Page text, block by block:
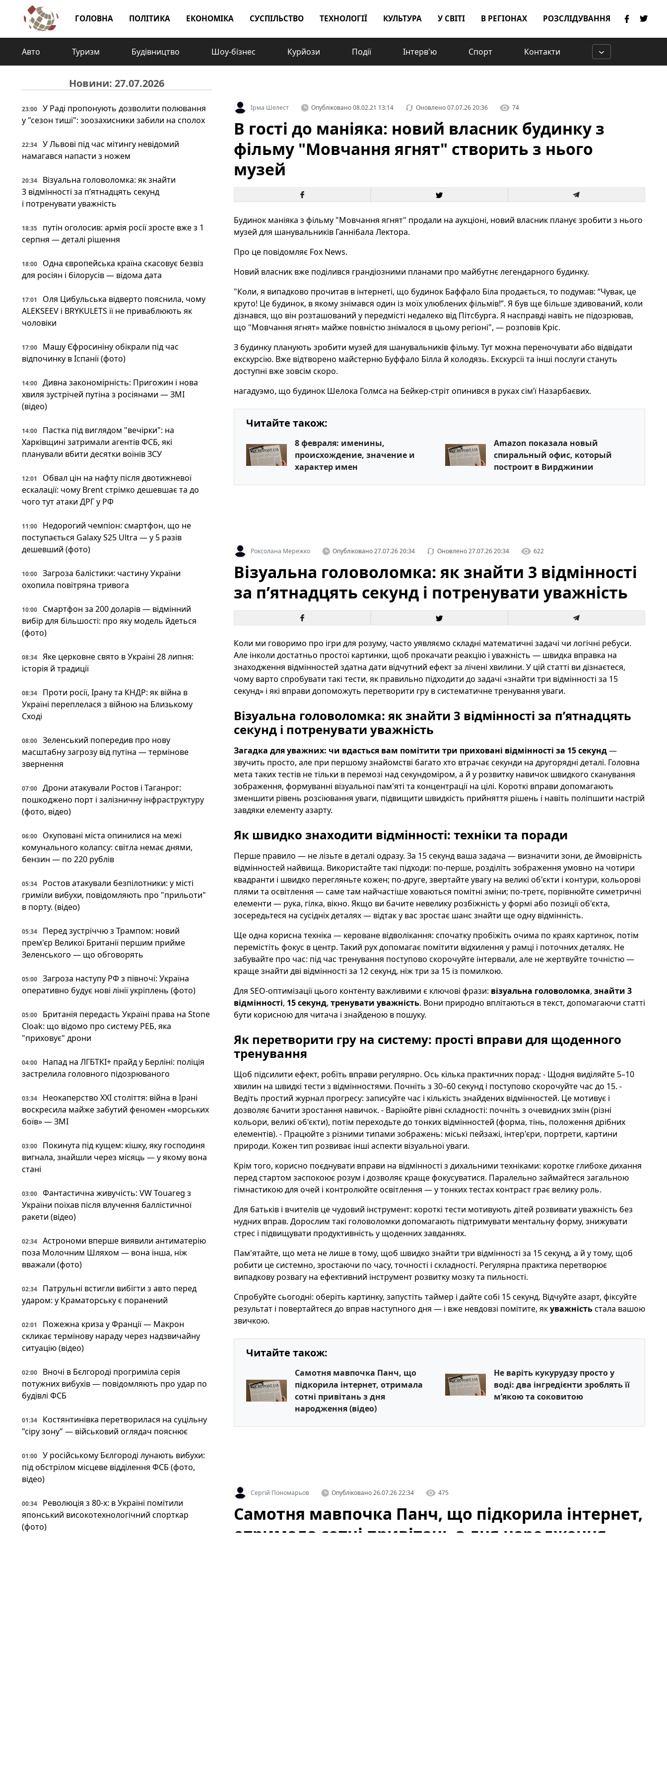
ГОЛОВНА ПОЛІТИКА ЕКОНОМІКА СУСПІЛЬСТВО ТЕХНОЛОГІЇ КУЛЬТУРА У СВІТІ В РЕГІОНАХ РОЗСЛІДУВАННЯ
Авто Туризм Будівництво Шоу-бізнес Курйози Події Інтерв'ю Спорт Контакти
Новини: 27.07.2026
23:00
У Раді пропонують дозволити полювання
у "сезон тиші": зоозахисники забили на сполох
22:34
У Львові під час мітингу невідомий
намагався напасти з ножем
20:34
Візуальна головоломка: як знайти
3 відмінності за п’ятнадцять секунд
і потренувати уважність
18:35
путін оголосив: армія росії зросте вже з 1
серпня — деталі рішення
18:00
Одна європейська країна скасовує безвіз
для росіян і білорусів — відома дата
17:01
Оля Цибульська відверто пояснила, чому
ALEKSEEV і BRYKULETS її не приваблюють як
чоловіки
17:00
Машу Єфросиніну обікрали під час
відпочинку в Іспанії (фото)
14:00
Дивна закономірність: Пригожин і нова
хвиля зустрічей путіна з росіянами — ЗМІ
(відео)
14:00
Пастка під виглядом "вечірки": на
Харківщині затримали агентів ФСБ, які
планували вбити десятки воїнів ЗСУ
12:01
Обвал цін на нафту після двотижневої
ескалації: чому Brent стрімко дешевшає та до
чого тут атаки ДРГ у РФ
11:00
Недорогий чемпіон: смартфон, що не
поступається Galaxy S25 Ultra — у 5 разів
дешевший (фото)
10:00
Загроза балістики: частину України
охопила повітряна тривога
10:00
Смартфон за 200 доларів — відмінний
вибір для більшості: про яку модель йдеться
(фото)
08:34
Яке церковне свято в Україні 28 липня:
історія й традиції
08:34
Проти росії, Ірану та КНДР: як війна в
Україні переплелася з війною на Близькому
Сході
08:00
Зеленський попередив про нову
масштабну загрозу від путіна — термінове
звернення
07:00
Дрони атакували Ростов і Таганрог:
пошкоджено порт і залізничну інфраструктуру
(фото, відео)
06:00
Окуповані міста опинилися на межі
комунального колапсу: світла немає днями,
бензин — по 220 рублів
05:34
Ростов атакували безпілотники: у місті
гриміли вибухи, повідомляють про "прильоти"
в порту. (відео)
05:34
Перед зустріччю з Трампом: новий
прем'єр Великої Британії першим прийме
Зеленського — що обговорять
05:00
Загроза наступу РФ з півночі: Україна
оперативно будує нові лінії укріплень (фото)
05:00
Британія передасть Україні права на Stone
Cloak: що відомо про систему РЕБ, яка
"приховує" дрони
04:00
Напад на ЛГБТКІ+ прайд у Берліні: поліція
застрелила головного підозрюваного
03:34
Неокаперство XXI століття: війна в Ірані
воскресила майже забутий феномен «морських
боїв» — ЗМІ
03:00
Покинута під кущем: кішку, яку господиня
вигнала, знайшли через місяць — у якому вона
стані
03:00
Фантастична живучість: VW Touareg з
України поїхав після влучення баллістичної
ракети (відео)
02:34
Астрономи вперше виявили антиматерію
поза Молочним Шляхом — вона інша, ніж
вважали (фото)
02:34
Патрульні встигли вибігти з авто перед
ударом: у Краматорську є поранений
02:01
Пожежна криза у Франції — Макрон
скликає термінову нараду через надзвичайну
ситуацію (відео)
02:00
Вночі в Бєлгороді прогриміла серія
потужних вибухів — повідомляють про удар по
будівлі ФСБ
01:34
Костянтинівка перетворилася на суцільну
"сіру зону" — військовий оглядач пояснює
01:00
У російському Бєлгороді лунають вибухи:
під обстрілом місцеве відділення ФСБ (фото,
відео)
00:34
Революція з 80-х: в Україні помітили
японський високотехнологічний спорткар
(фото)
Ірма Шелест Опубліковано08.02.21 13:14 Оновлено07.07.26 20:36 74
В гості до маніяка: новий власник будинку з
фільму "Мовчання ягнят" створить з нього
музей
Будинок маніяка з фільму "Мовчання ягнят" продали на аукціоні, новий власник планує зробити з нього
музей для шанувальників Ганнібала Лектора.
Про це повідомляє Fox News.
Новий власник вже поділився грандіозними планами про майбутнє легендарного будинку.
"Коли, я випадково прочитав в інтернеті, що будинок Баффало Біла продається, то подумав: “Чувак, це
круто! Це будинок, в якому знімався один із моїх улюблених фільмів!”. Я був ще більше здивований, коли
дізнався, що він розташований у передмісті недалеко від Пітсбурга. Я насправді навіть не підозрював,
що "Мовчання ягнят» майже повністю знімалося в цьому регіоні", — розповів Кріс.
З будинку планують зробити музей для шанувальників фільму. Тут можна переночувати або відвідати
екскурсію. Вже відтворено майстерню Буффало Білла й колодязь. Екскурсії та інші послуги стануть
доступні вже зовсім скоро.
нагадуэмо, що будинок Шелока Голмса на Бейкер-стріт опинився в руках сім’ї Назарбаєвих.
Читайте також:
8 февраля: именины,
происхождение, значение и
характер имен
Amazon показала новый
спиральный офис, который
построит в Вирджинии
Роксолана Мережко Опубліковано27.07.26 20:34 Оновлено27.07.26 20:34 622
Візуальна головоломка: як знайти 3 відмінності
за п’ятнадцять секунд і потренувати уважність
Коли ми говоримо про ігри для розуму, часто уявляємо складні математичні задачі чи логічні ребуси.
Але інколи достатньо простої картинки, щоб прокачати реакцію і уважність — швидка вправка на
знаходження відмінностей здатна дати відчутний ефект за лічені хвилини. У цій статті ви дізнаєтеся,
чому варто спробувати такі тести, як правильно підходити до задачі «знайти три відмінності за 15
секунд» і які вправи допоможуть перетворити гру в систематичне тренування уваги.
Візуальна головоломка: як знайти 3 відмінності за п’ятнадцять
секунд і потренувати уважність
Загадка для уважних: чи вдасться вам помітити три приховані відмінності за 15 секунд—
звучить просто, але при першому знайомстві багато хто втрачає секунди на другорядні деталі. Головна
мета таких тестів не тільки в перемозі над секундоміром, а й у розвитку навичок швидкого сканування
зображення, формуванні візуальної пам'яті та концентрації на цілі. Короткі вправи допомагають
зменшити рівень розсіювання уваги, підвищити швидкість прийняття рішень і навіть поліпшити настрій
завдяки елементу азарту.
Як швидко знаходити відмінності: техніки та поради
Перше правило — не лізьте в деталі одразу. За 15 секунд ваша задача — визначити зони, де ймовірність
відмінностей найвища. Використайте такі підходи: по-перше, розділіть зображення умовно на чотири
квадранти і швидко перегляньте кожен; по-друге, звертайте увагу на великі об'єкти і контури, кольорові
плями та освітлення — саме там найчастіше ховаються помітні зміни; по-третє, порівнюйте симетричні
елементи — рука, гілка, вікно. Якщо ви бачите невелику розбіжність у формі або позиції об'єкта,
зосередьтеся на сусідніх деталях — відтак у вас зростає шанс знайти ще одну відмінність.
Ще одна корисна техніка — кероване відволікання: спочатку пробіжіть очима по краях картинок, потім
перемістіть фокус в центр. Такий рух допомагає помітити відхилення у рамці і поточних деталях. Не
забувайте про час: під час тренування поступово скорочуйте інтервали, але не жертвуйте точністю —
краще знайти дві відмінності за 12 секунд, ніж три за 15 із помилкою.
Для SEO-оптимізації цього контенту важливими є ключові фрази: візуальна головоломка, знайти 3
відмінності, 15 секунд, тренувати уважність. Вони природно вплітаються в текст, допомагаючи статті
бути корисною для читача і знайденою в пошуку.
Як перетворити гру на систему: прості вправи для щоденного
тренування
Щоб підсилити ефект, робіть вправи регулярно. Ось кілька практичних порад: - Щодня виділяйте 5–10
хвилин на швидкі тести з відмінностями. Почніть з 30–60 секунд і поступово скорочуйте час до 15. -
Ведіть простий журнал прогресу: записуйте час і кількість знайдених відмінностей. Це мотивує і
дозволяє бачити зростання навичок. - Варіюйте рівні складності: почніть з очевидних змін (різні
кольори, великі об'єкти), потім переходьте до тонких відмінностей (форма, тінь, положення дрібних
елементів). - Працюйте з різними типами зображень: міські пейзажі, інтер'єри, портрети, картини
природи. Кожен тип розвиває інші аспекти візуальної уваги.
Крім того, корисно поєднувати вправи на відмінності з дихальними техніками: коротке глибоке дихання
перед стартом заспокоює розум і дозволяє краще фокусуватися. Паралельно займайтеся загальною
гімнастикою для очей і контролюйте освітлення — у тонких тестах контраст грає велику роль.
Для батьків і вчителів це чудовий інструмент: короткі тести мотивують дітей розвивати уважність без
нудних вправ. Дорослим такі головоломки допомагають підтримувати ментальну форму, знижувати
стрес і підвищувати продуктивність у щоденних завданнях.
Пам'ятайте, що мета не лише в тому, щоб швидко знайти три відмінності за 15 секунд, а й у тому, щоб
робити це системно, зростаючи по часу, точності і складності. Регулярна практика перетворює
випадкову розвагу на ефективний інструмент розвитку мозку та пильності.
Спробуйте сьогодні: оберіть картинку, запустіть таймер і дайте собі 15 секунд. Відчуйте азарт, фіксуйте
результат і повертайтеся до вправ наступного дня — і вже невдовзі помітите, якуважністьстала вашою
звичкою.
Читайте також:
Самотня мавпочка Панч, що
підкорила інтернет, отримала
сотні привітань з дня
народження (відео)
Не варіть кукурудзу просто у
воді: два інгредієнти зроблять її
м’якою та соковитою
Сергій Пономарьов Опубліковано26.07.26 22:34 475
Самотня мавпочка Панч, що підкорила інтернет,
отримала сотні привітань з дня народження